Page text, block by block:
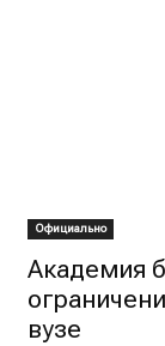
Официально
Академия
вузе